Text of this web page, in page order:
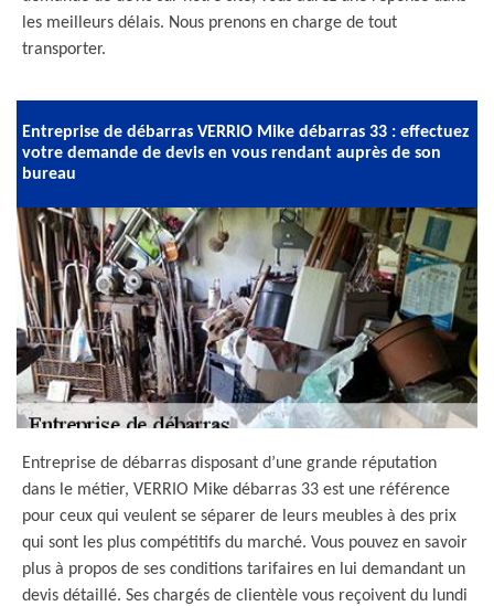
les meilleurs délais. Nous prenons en charge de tout
transporter.
Entreprise de débarras VERRIO Mike débarras 33 : effectuez
votre demande de devis en vous rendant auprès de son
bureau
Entreprise de débarras disposant d’une grande réputation
dans le métier, VERRIO Mike débarras 33 est une référence
pour ceux qui veulent se séparer de leurs meubles à des prix
qui sont les plus compétitifs du marché. Vous pouvez en savoir
plus à propos de ses conditions tarifaires en lui demandant un
devis détaillé. Ses chargés de clientèle vous reçoivent du lundi